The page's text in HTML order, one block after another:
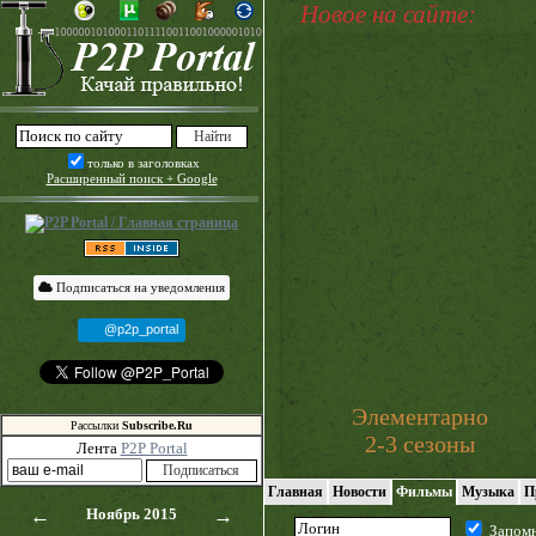
только в заголовках
Расширенный поиск + Google
Подписаться на уведомления
@p2p_portal
Рассылки Subscribe.Ru
Лента P2P Portal
← Ноябрь 2015 →
Новое на сайте:
Элементарно
2-3 сезоны
Главная Новости Фильмы Музыка